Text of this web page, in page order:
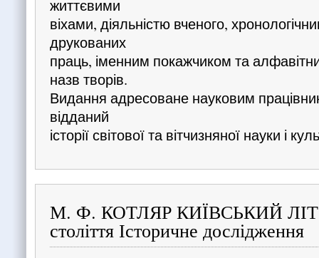
життєвими
віхами, діяльністю вченого,
друкованих
праць, іменним покажчиком та
назв творів.
Видання адресоване науковим
відданий
історії світової та вітчизняної науки і
М. Ф. КОТЛЯР КИЇВСЬКИЙ
століття Історичне дослідження